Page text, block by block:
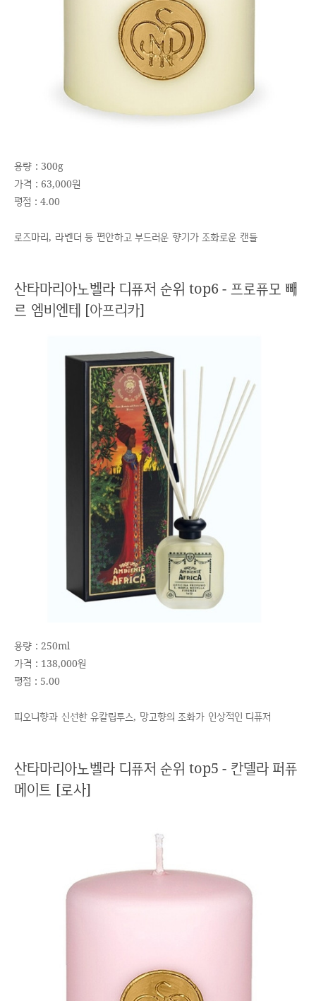
용량 : 300g
가격 : 63,000원
평점 : 4.00
로즈마리, 라벤더 등 편안하고 부드러운 향기가 조화로운 캔들
산타마리아노벨라 디퓨저 순위 top6 - 프로퓨모 빼
르 엠비엔테 [아프리카]
용량 : 250ml
가격 : 138,000원
평점 : 5.00
피오니향과 신선한 유칼립투스, 망고향의 조화가 인상적인 디퓨저
산타마리아노벨라 디퓨저 순위 top5 - 칸델라 퍼퓨
메이트 [로사]